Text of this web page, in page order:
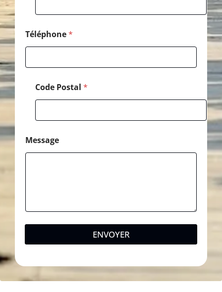
*
Téléphone*
Code Postal *
Message
ENVOYER